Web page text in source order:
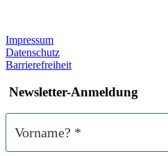
Impressum
Datenschutz
Barrierefreiheit
Newsletter-Anmeldung